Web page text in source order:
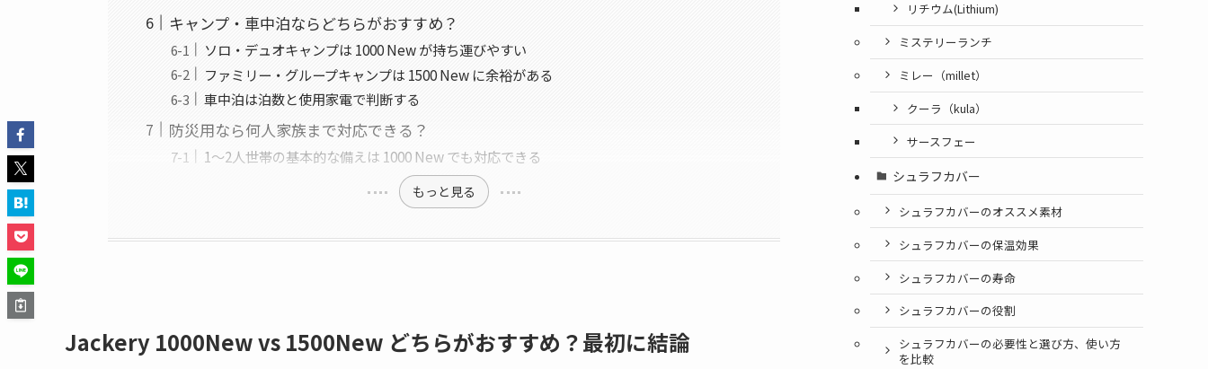
キャンプ・車中泊ならどちらがおすすめ？
ソロ・デュオキャンプは 1000 New が持ち運びやすい
ファミリー・グループキャンプは 1500 New に余裕がある
車中泊は泊数と使用家電で判断する
防災用なら何人家族まで対応できる？
1〜2人世帯の基本的な備えは 1000 New でも対応できる
もっと見る
Jackery 1000New vs 1500New どちらがおすすめ？最初に結論
リチウム(Lithium)
ミステリーランチ
ミレー（millet）
クーラ（kula）
サースフェー
シュラフカバー
シュラフカバーのオススメ素材
シュラフカバーの保温効果
シュラフカバーの寿命
シュラフカバーの役割
シュラフカバーの必要性と選び方、使い方
を比較